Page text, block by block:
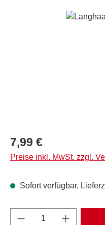
Bildergalerie überspringen
Regulärer Preis:
7,99 €
Preise inkl. MwSt. zzgl.
Sofort verfügbar,
Produkt Anzahl: